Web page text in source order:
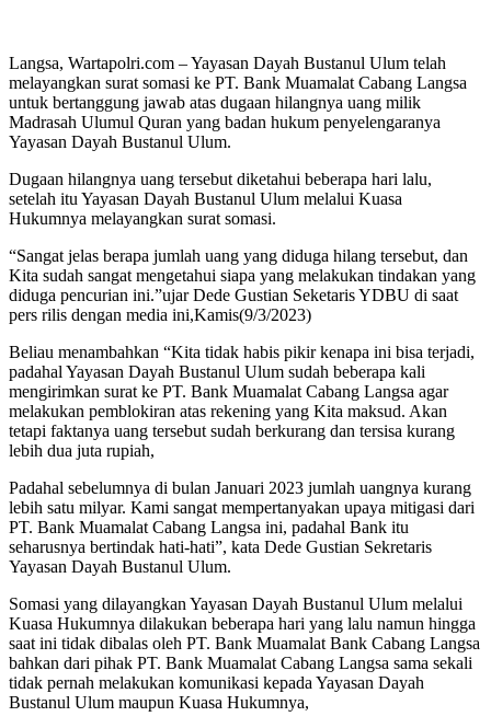
Langsa, Wartapolri.com – Yayasan Dayah Bustanul Ulum telah
melayangkan surat somasi ke PT. Bank Muamalat Cabang Langsa
untuk bertanggung jawab atas dugaan hilangnya uang milik
Madrasah Ulumul Quran yang badan hukum penyelengaranya
Yayasan Dayah Bustanul Ulum.
Dugaan hilangnya uang tersebut diketahui beberapa hari lalu,
setelah itu Yayasan Dayah Bustanul Ulum melalui Kuasa
Hukumnya melayangkan surat somasi.
“Sangat jelas berapa jumlah uang yang diduga hilang tersebut, dan
Kita sudah sangat mengetahui siapa yang melakukan tindakan yang
diduga pencurian ini.”ujar Dede Gustian Seketaris YDBU di saat
pers rilis dengan media ini,Kamis(9/3/2023)
Beliau menambahkan “Kita tidak habis pikir kenapa ini bisa terjadi,
padahal Yayasan Dayah Bustanul Ulum sudah beberapa kali
mengirimkan surat ke PT. Bank Muamalat Cabang Langsa agar
melakukan pemblokiran atas rekening yang Kita maksud. Akan
tetapi faktanya uang tersebut sudah berkurang dan tersisa kurang
lebih dua juta rupiah,
Padahal sebelumnya di bulan Januari 2023 jumlah uangnya kurang
lebih satu milyar. Kami sangat mempertanyakan upaya mitigasi dari
PT. Bank Muamalat Cabang Langsa ini, padahal Bank itu
seharusnya bertindak hati-hati”, kata Dede Gustian Sekretaris
Yayasan Dayah Bustanul Ulum.
Somasi yang dilayangkan Yayasan Dayah Bustanul Ulum melalui
Kuasa Hukumnya dilakukan beberapa hari yang lalu namun hingga
saat ini tidak dibalas oleh PT. Bank Muamalat Bank Cabang Langsa
bahkan dari pihak PT. Bank Muamalat Cabang Langsa sama sekali
tidak pernah melakukan komunikasi kepada Yayasan Dayah
Bustanul Ulum maupun Kuasa Hukumnya,